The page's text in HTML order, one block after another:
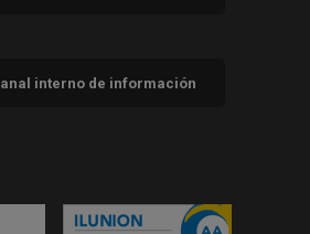
interno de información